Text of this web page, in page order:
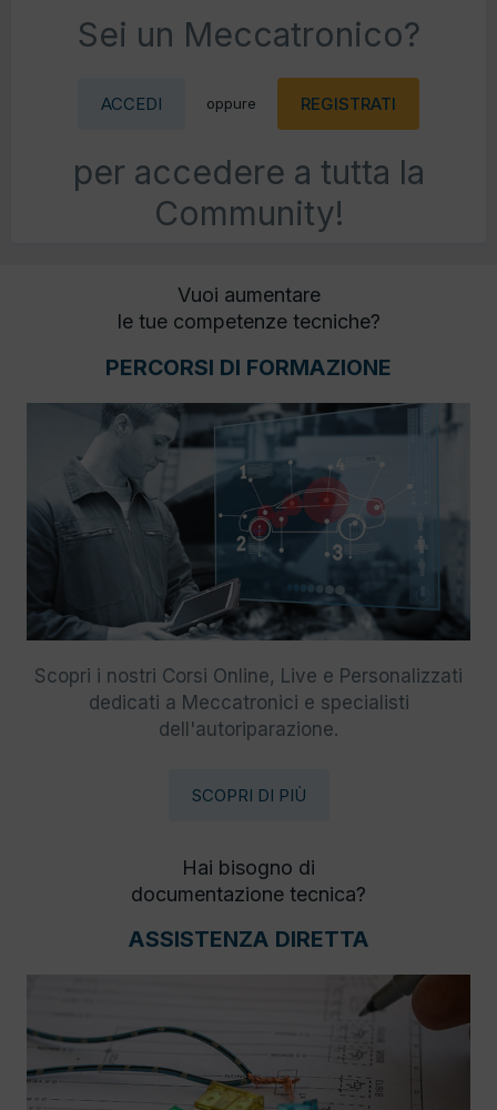
Sei un Meccatronico?
ACCEDI oppure REGISTRATI
per accedere a tutta la
Community!
Vuoi aumentare
le tue competenze tecniche?
PERCORSI DI FORMAZIONE
Scopri i nostri Corsi Online, Live e Personalizzati
dedicati a Meccatronici e specialisti
dell'autoriparazione.
SCOPRI DI PIÙ
Hai bisogno di
documentazione tecnica?
ASSISTENZA DIRETTA